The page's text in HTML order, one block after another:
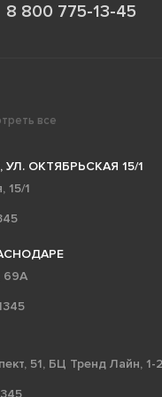
8 800 775-13-45
все
ОКТЯБРЬСКАЯ 15/1
15/1
69А
51, БЦ Тренд Лайн, 1-